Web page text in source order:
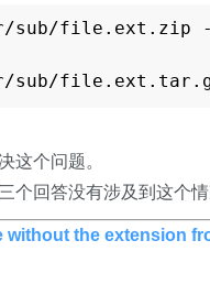
sub/file.ext.zip
sub/
这个问题。
个回答没有涉及到这个情
without the extension